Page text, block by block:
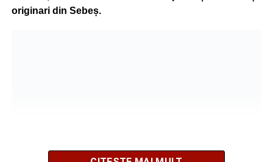
public. Fiecare interpretare a evidențiat nivelul artistic al
originari din Sebeș.